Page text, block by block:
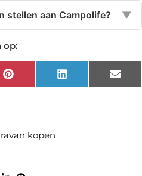
stellen aan Campolife? ▼
op:
Pinterest LinkedIn
kopen